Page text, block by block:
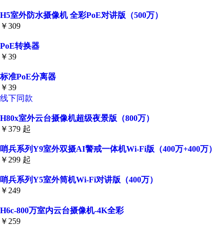
H5室外防水摄像机 全彩PoE对讲版（500万）
￥309
PoE转换器
￥39
标准PoE分离器
￥39
线下同款
H80x室外云台摄像机超级夜景版（800万）
￥379 起
哨兵系列Y9室外双摄AI警戒一体机Wi-Fi版（400万+400万）
￥299 起
哨兵系列Y5室外筒机Wi-Fi对讲版（400万）
￥249
H6c-800万室内云台摄像机-4K全彩
￥259